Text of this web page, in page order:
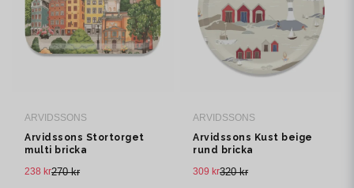
ARVIDSSONS
Arvidssons Stortorget
multi bricka
270 kr
238 kr
ARVIDSSONS
Arvidssons Kust beige
rund bricka
320 kr
309 kr